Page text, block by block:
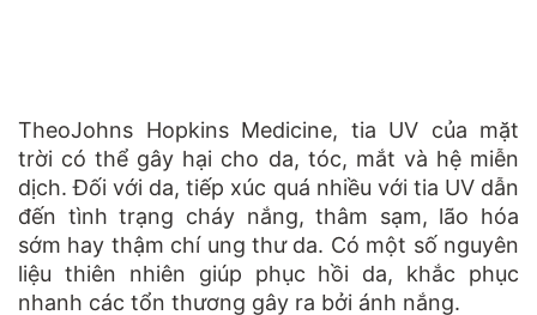
TheoJohns Hopkins Medicine, tia UV của mặt
trời có thể gây hại cho da, tóc, mắt và hệ miễn
dịch. Đối với da, tiếp xúc quá nhiều với tia UV dẫn
đến tình trạng cháy nắng, thâm sạm, lão hóa
sớm hay thậm chí ung thư da. Có một số nguyên
liệu thiên nhiên giúp phục hồi da, khắc phục
nhanh các tổn thương gây ra bởi ánh nắng.